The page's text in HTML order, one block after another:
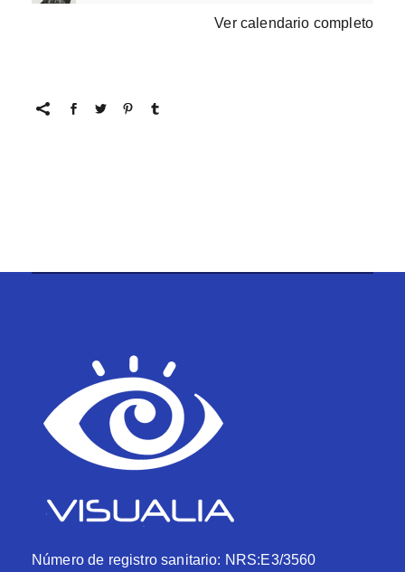
Ver calendario completo
Número de registro sanitario: NRS:E3/3560